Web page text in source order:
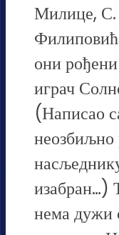
Милице,
они
играч
(Написао
изабран…)
нема дужи